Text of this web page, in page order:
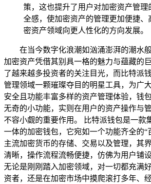
策，这也提升了用户对加密资产管理
全感，使加密资产的管理更加便捷、
密资产领域向更人性化的方向发展。
在当今数字化浪潮如汹涌澎湃的潮水
加密资产凭借其别具一格的魅力与蕴藏的
了越来越多投资者的关注目光，而比特派
管理领域一颗璀璨夺目的明星工具，为广
安全且功能丰富多样的资产管理体验，钱
无奇的小功能，实则在用户的资产操作与
不容小觑的重要作用。 比特派钱包是一款
一体的加密钱包，它宛如一个功能齐全的“
主流加密货币的存储、交易以及管理，其
清晰，操作流程流畅便捷，仿佛为用户铺
无论是刚刚踏入加密领域，对一切都充满
资者，还是在加密市场中摸爬滚打多年、